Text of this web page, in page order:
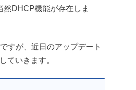
DHCP機能が存在しま
すが、近日のアップデート
ていきます。